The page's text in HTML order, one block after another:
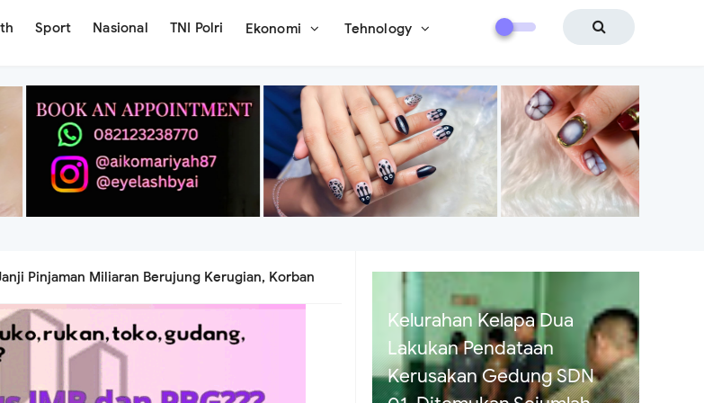
Sport Nasional TNI Polri Ekonomi Tehnology
Pinjaman Miliaran Berujung Kerugian, Korban
Diduga Modus Janji
Pinjaman Miliaran Berujung